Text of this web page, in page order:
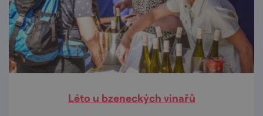
Léto u bzeneckých vinařů